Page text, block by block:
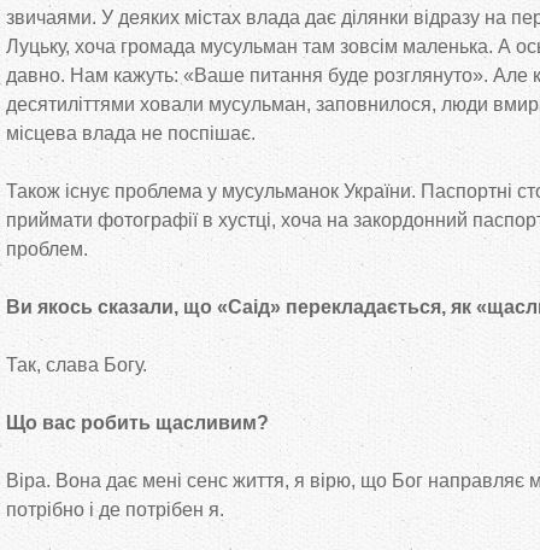
звичаями. У деяких містах влада дає ділянки відразу на
Луцьку, хоча громада мусульман там зовсім маленька. А
давно. Нам кажуть: «Ваше питання буде розглянуто». Але
десятиліттями ховали мусульман, заповнилося, люди
місцева влада не поспішає.
Також існує проблема у мусульманок України. Паспортні
приймати фотографії в хустці, хоча на закордонний
проблем.
Ви якось сказали, що «Саід» перекладається, як
Так, слава Богу.
Що вас робить щасливим?
Віра. Вона дає мені сенс життя, я вірю, що Бог направляє
потрібно і де потрібен я.